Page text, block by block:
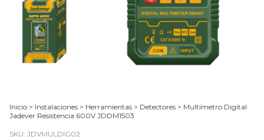
Inicio > Instalaciones > Herramientas > Detectores > Multímetro Digital
Jadever Resistencia 600V JDDM1503
SKU: JDVMULDIG02